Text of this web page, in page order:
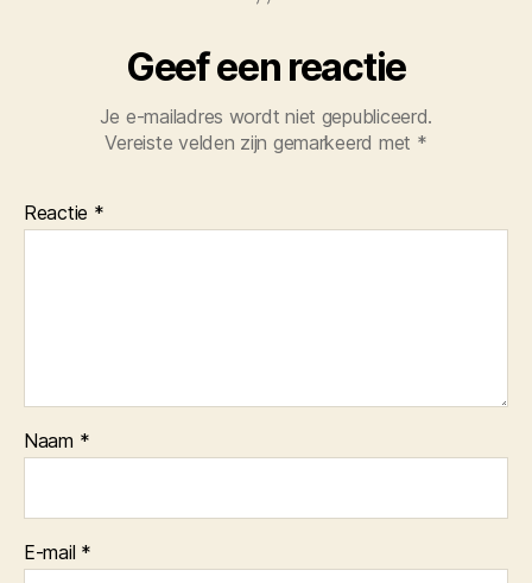
Geef een reactie
Je e-mailadres wordt niet gepubliceerd.
Vereiste velden zijn gemarkeerd met *
Reactie *
Naam *
E-mail *